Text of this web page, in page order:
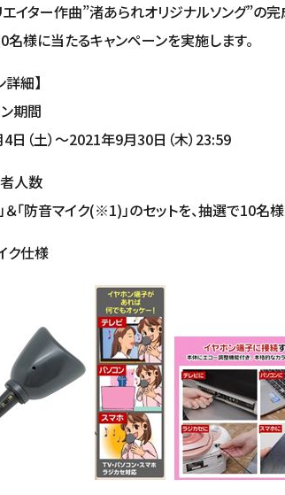
イター作曲”渚あられオリジナルソング”の
様に当たるキャンペーンを実施します。
詳細】
期間
（土）～2021年9月30日（木）23:59
人数
＆「防音マイク(※1)」のセットを、抽選で10名様
ク仕様